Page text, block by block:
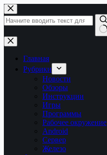
Перейти
к
сути
Ничего
не
найденоГлавная
Рубрики
Новости
Обзоры
Инструкции
Игры
Программы
Рабочее окружение
Android
Сервер
Железо